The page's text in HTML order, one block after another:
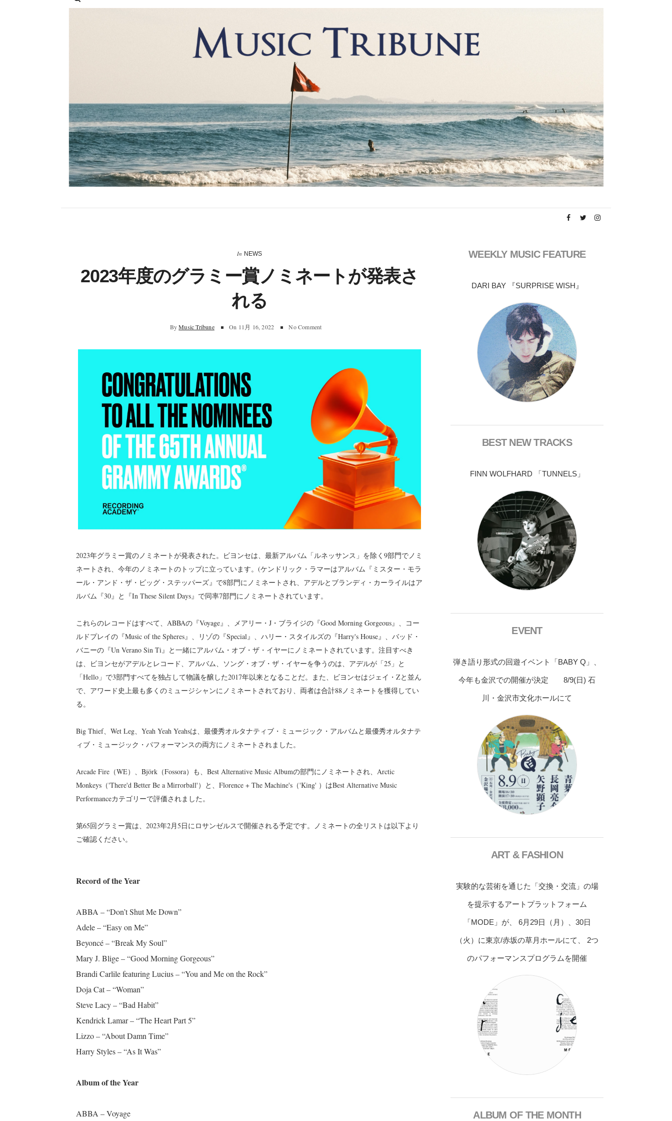
In NEWS
2023年度のグラミー賞ノミネートが発表さ
れる
By Music Tribune On 11月 16, 2022 No Comment
2023年グラミー賞のノミネートが発表された。ビヨンセは、最新アルバム「ルネッサンス」を除く9部門でノミ
ネートされ、今年のノミネートのトップに立っています。(ケンドリック・ラマーはアルバム『ミスター・モラ
ール・アンド・ザ・ビッグ・ステッパーズ』で8部門にノミネートされ、アデルとブランディ・カーライルはア
ルバム『30』と『In These Silent Days』で同率7部門にノミネートされています。
これらのレコードはすべて、ABBAの『Voyage』、メアリー・J・ブライジの『Good Morning Gorgeous』、コー
ルドプレイの『Music of the Spheres』、リゾの『Special』、ハリー・スタイルズの『Harry's House』、バッド・
バニーの『Un Verano Sin Ti』と一緒にアルバム・オブ・ザ・イヤーにノミネートされています。注目すべき
は、ビヨンセがアデルとレコード、アルバム、ソング・オブ・ザ・イヤーを争うのは、アデルが「25」と
「Hello」で3部門すべてを独占して物議を醸した2017年以来となることだ。また、ビヨンセはジェイ・Zと並ん
で、アワード史上最も多くのミュージシャンにノミネートされており、両者は合計88ノミネートを獲得してい
る。
Big Thief、Wet Leg、Yeah Yeah Yeahsは、最優秀オルタナティブ・ミュージック・アルバムと最優秀オルタナテ
ィブ・ミュージック・パフォーマンスの両方にノミネートされました。
Arcade Fire（WE）、Björk（Fossora）も、Best Alternative Music Albumの部門にノミネートされ、Arctic
Monkeys（'There'd Better Be a Mirrorball'）と、Florence + The Machine's（'King' ）はBest Alternative Music
Performanceカテゴリーで評価されました。
第65回グラミー賞は、2023年2月5日にロサンゼルスで開催される予定です。ノミネートの全リストは以下より
ご確認ください。
Record of the Year
ABBA – “Don’t Shut Me Down”
Adele – “Easy on Me”
Beyoncé – “Break My Soul”
Mary J. Blige – “Good Morning Gorgeous”
Brandi Carlile featuring Lucius – “You and Me on the Rock”
Doja Cat – “Woman”
Steve Lacy – “Bad Habit”
Kendrick Lamar – “The Heart Part 5”
Lizzo – “About Damn Time”
Harry Styles – “As It Was”
Album of the Year
ABBA – Voyage
WEEKLY MUSIC FEATURE
DARI BAY 『SURPRISE WISH』
BEST NEW TRACKS
FINN WOLFHARD 「TUNNELS」
EVENT
弾き語り形式の回遊イベント「BABY Q」、
今年も金沢での開催が決定 8/9(日) 石
川・金沢市文化ホールにて
ART & FASHION
実験的な芸術を通じた「交換・交流」の場
を提示するアートプラットフォーム
「MODE」が、 6月29日（月）、30日
（火）に東京/赤坂の草月ホールにて、 2つ
のパフォーマンスプログラムを開催
ALBUM OF THE MONTH